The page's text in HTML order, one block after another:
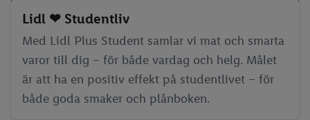
Lidl ❤ Studentliv
Med Lidl Plus Student samlar vi mat och smarta
varor till dig – för både vardag och helg. Målet
är att ha en positiv effekt på studentlivet – för
både goda smaker och plånboken.